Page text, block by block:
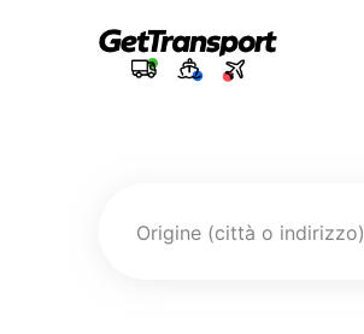
Origine (città o indirizzo)